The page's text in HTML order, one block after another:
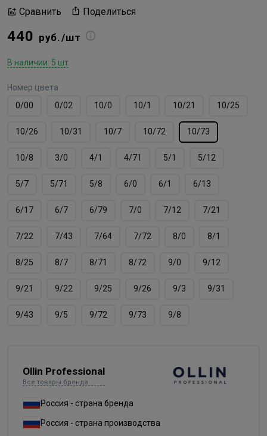
Сравнить Поделиться
440 руб./шт
В наличии: 5 шт
Номер цвета
0/00
0/02 10/0 10/1 10/21 10/25
10/26 10/31 10/7 10/72 10/73
10/8 3/0 4/1 4/71 5/1 5/12
5/7 5/71 5/8 6/0 6/1 6/13
6/17 6/7 6/79 7/0 7/12 7/21
7/22 7/43 7/64 7/72 8/0 8/1
8/25 8/7 8/71 8/72 9/0 9/12
9/21 9/22 9/25 9/26 9/3 9/31
9/43 9/5 9/72 9/73 9/8
Ollin Professional
Все товары бренда
Россия - страна бренда
Россия - страна производства